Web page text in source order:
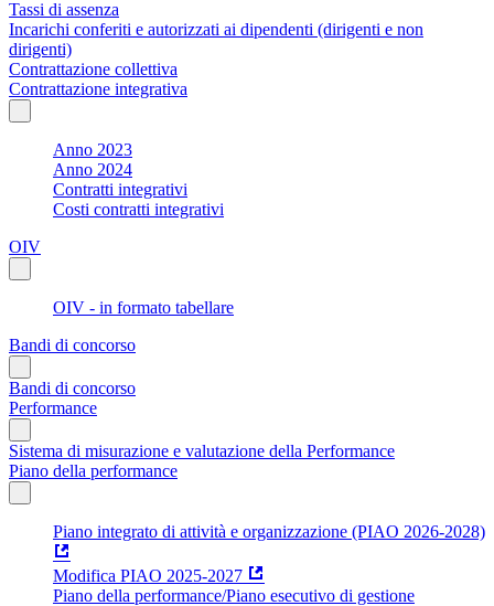
Tassi di assenza
Incarichi conferiti e autorizzati ai dipendenti (dirigenti e non
dirigenti)
Contrattazione collettiva
Contrattazione integrativa
Anno 2023
Anno 2024
Contratti integrativi
Costi contratti integrativi
OIV
OIV - in formato tabellare
Bandi di concorso
Bandi di concorso
Performance
Sistema di misurazione e valutazione della Performance
Piano della performance
Piano integrato di attività e organizzazione (PIAO 2026-2028)
Modifica PIAO 2025-2027
Piano della performance/Piano esecutivo di gestione